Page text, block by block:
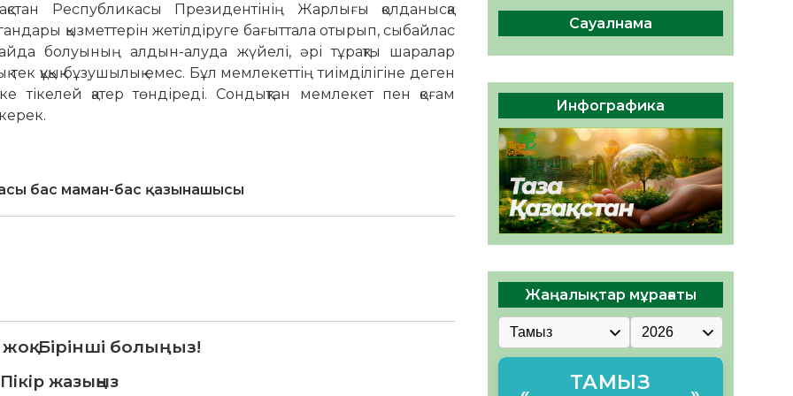
Республикасы Президентінің Жарлығы қолданысқа
қызметтерін жетілдіруге бағыттала отырып, сыбайлас
болуының алдын-алуда жүйелі, әрі тұрақты шаралар
құқық бұзушылық емес. Бұл мемлекеттің тиімділігіне деген
тікелей қатер төндіреді. Сондықтан мемлекет пен қоғам
бас маман-бас қазынашысы
Бірінші болыңыз!
Пікір жазыңыз
Руслан Рүстемұлы облыс
әкімінің кеңесшісі болып
тағайындалды
05.08.2026
43 0
Сауалнама
Инфографика
Жаңалықтар мұрағаты
ТАМЫЗ